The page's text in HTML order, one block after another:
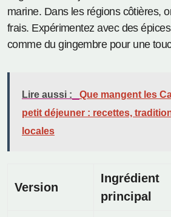
marine. Dans les régions côtières,
frais. Expérimentez avec des
comme du gingembre pour une
Lire aussi :
Que mangent les
petit déjeuner : recettes,
locales
Version
Ingrédient
principal